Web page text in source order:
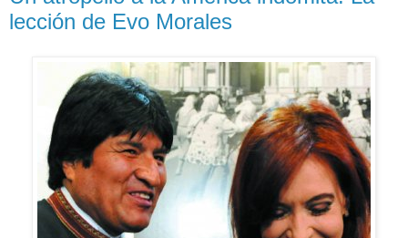
lección de Evo Morales